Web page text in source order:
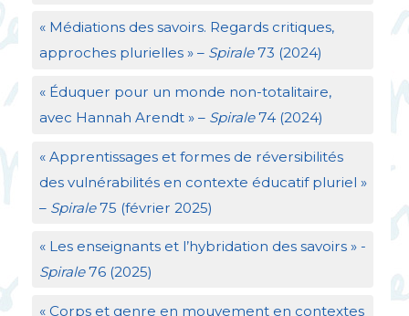
« Médiations des savoirs. Regards critiques,
approches plurielles » – Spirale73 (2024)
« Éduquer pour un monde non-totalitaire,
avec Hannah Arendt » – Spirale74 (2024)
« Apprentissages et formes de réversibilités
des vulnérabilités en contexte éducatif pluriel »
– Spirale75 (février 2025)
« Les enseignants et l’hybridation des savoirs » -
Spirale76 (2025)
« Corps et genre en mouvement en contextes